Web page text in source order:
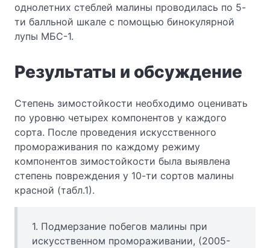
однолетних стеблей малины проводилась по 5-
ти балльной шкале с помощью бинокулярной
лупы МБС-1.
Результаты и обсуждение
Степень зимостойкости необходимо оценивать
по уровню четырех компонентов у каждого
сорта. После проведения искусственного
промораживания по каждому режиму
компонентов зимостойкости была выявлена
степень повреждения у 10-ти сортов малины
красной (табл.1).
1. Подмерзание побегов малины при
искусственном промораживании, (2005-